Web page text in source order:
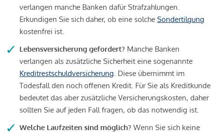
verlangen manche Banken dafür Strafzahlungen.
Erkundigen Sie sich daher, ob eine solche Sondertilgung
kostenfrei ist.
Lebensversicherung gefordert? Manche Banken
verlangen als zusätzliche Sicherheit eine sogenannte
Kreditrestschuldversicherung. Diese übernimmt im
Todesfall den noch offenen Kredit. Für Sie als Kreditkunde
bedeutet das aber zusätzliche Versicherungskosten, daher
sollten Sie auf jeden Fall fragen, ob das notwendig ist.
Welche Laufzeiten sind möglich? Wenn Sie sich keine